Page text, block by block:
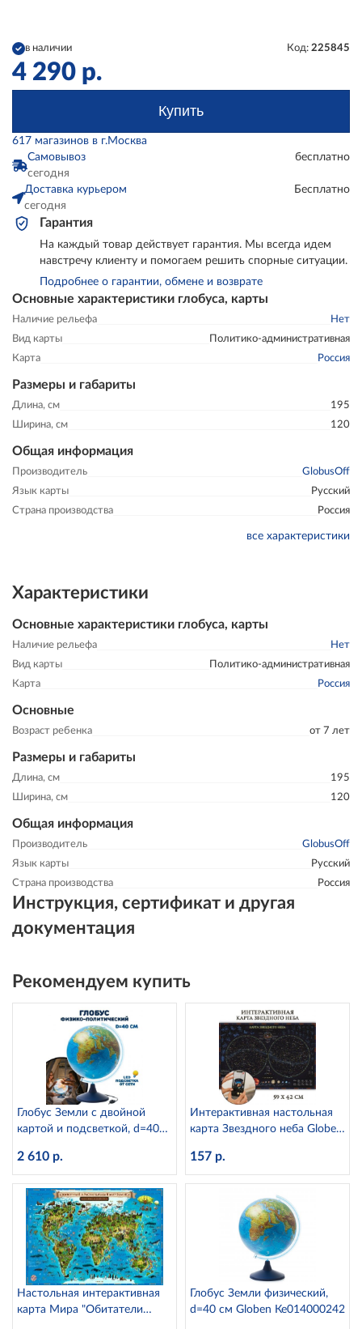
Основные характеристики глобуса, карты
Наличие рельефа
Нет
Вид карты
Политико-административная
Карта
Россия
Размеры и габариты
Длина, см
195
Ширина, см
120
Общая информация
Производитель
GlobusOff
Язык карты
Русский
Страна производства
Россия
все характеристики
в наличии Код: 225845
4 290 р.
Купить
617 магазинов в г.Москва
Самовывоз
сегодня
бесплатно
Доставка курьером
сегодня
Бесплатно
Гарантия
На каждый товар действует гарантия. Мы всегда идем
навстречу клиенту и помогаем решить спорные ситуации.
Подробнее о гарантии, обмене и возврате
Характеристики
Основные характеристики глобуса, карты
Наличие рельефа
Нет
Вид карты
Политико-административная
Карта
Россия
Основные
Возраст ребенка от 7 лет
Размеры и габариты
Длина, см
195
Ширина, см
120
Общая информация
Производитель
GlobusOff
Язык карты
Русский
Страна производства
Россия
Инструкция, сертификат и другая
документация
Рекомендуем купить
Глобус Земли с двойной
картой и подсветкой, d=40
2 610 р.
Интерактивная настольная
карта Звездного неба Globen
ламинация)
157 р.
Настольная интерактивная
карта Мира "Обитатели
Глобус Земли физический,
d=40 см Globen Ке014000242